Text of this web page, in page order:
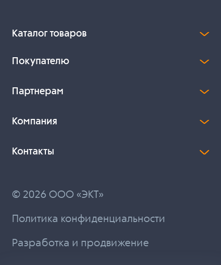
Каталог товаров
Покупателю
Партнерам
Компания
Контакты
© 2026 ООО «ЭКТ»
Политика конфиденциальности
Разработка и продвижение